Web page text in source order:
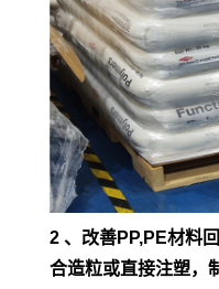
2 、改善PP,PE材料
合造粒或直接注塑，